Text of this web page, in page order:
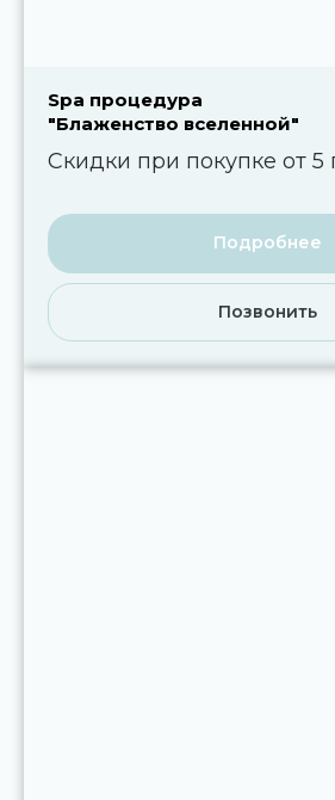
Spa процедура
"Блаженство вселенной"
Скидки при покупке от
Подробнее
Позвонить